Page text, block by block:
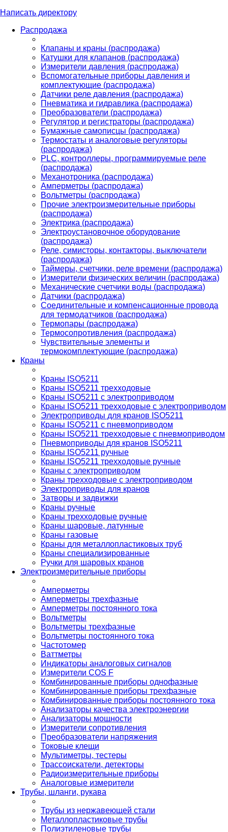
Написать директору
Распродажа
Клапаны и краны (распродажа)
Катушки для клапанов (распродажа)
Измерители давления (распродажа)
Вспомогательные приборы давления и
комплектующие (распродажа)
Датчики реле давления (распродажа)
Пневматика и гидравлика (распродажа)
Преобразователи (распродажа)
Регулятор и регистраторы (распродажа)
Бумажные самописцы (распродажа)
Термостаты и аналоговые регуляторы
(распродажа)
PLС, контроллеры, программируемые реле
(распродажа)
Механотроника (распродажа)
Амперметры (распродажа)
Вольтметры (распродажа)
Прочие электроизмерительные приборы
(распродажа)
Электрика (распродажа)
Электроустановочное оборудование
(распродажа)
Реле, симисторы, контакторы, выключатели
(распродажа)
Таймеры, счетчики, реле времени (распродажа)
Измерители физических величин (распродажа)
Механические счетчики воды (распродажа)
Датчики (распродажа)
Соединительные и компенсационные провода
для термодатчиков (распродажа)
Термопары (распродажа)
Термосопротивления (распродажа)
Чувствительные элементы и
термокомплектующие (распродажа)
Краны
Краны ISO5211
Краны ISO5211 трехходовые
Краны ISO5211 с электроприводом
Краны ISO5211 трехходовые с электроприводом
Электроприводы для кранов ISO5211
Краны ISO5211 с пневмоприводом
Краны ISO5211 трехходовые с пневмоприводом
Пневмоприводы для кранов ISO5211
Краны ISO5211 ручные
Краны ISO5211 трехходовые ручные
Краны с электроприводом
Краны трехходовые с электроприводом
Электроприводы для кранов
Затворы и задвижки
Краны ручные
Краны трехходовые ручные
Краны шаровые, латунные
Краны газовые
Краны для металлопластиковых труб
Краны специализированные
Ручки для шаровых кранов
Электроизмерительные приборы
Амперметры
Амперметры трехфазные
Амперметры постоянного тока
Вольтметры
Вольтметры трехфазные
Вольтметры постоянного тока
Частотомер
Ваттметры
Индикаторы аналоговых сигналов
Измерители COS F
Комбинированные приборы однофазные
Комбинированные приборы трехфазные
Комбинированные приборы постоянного тока
Анализаторы качества электроэнергии
Анализаторы мощности
Измерители сопротивления
Преобразователи напряжения
Токовые клещи
Мультиметры, тестеры
Трассоискатели, детекторы
Радиоизмерительные приборы
Аналоговые измерители
Трубы, шланги, рукава
Трубы из нержавеющей стали
Металлопластиковые трубы
Полиэтиленовые трубы